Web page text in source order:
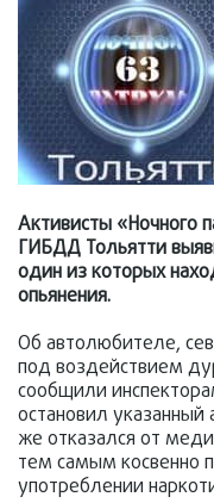
Активисты «Ночного
ГИБДД Тольятти
один из которых
опьянения.
Об автолюбителе,
под воздействием
сообщили
остановил
же отказался от
тем самым косвенно
употреблении